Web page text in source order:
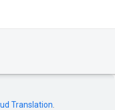
Translation